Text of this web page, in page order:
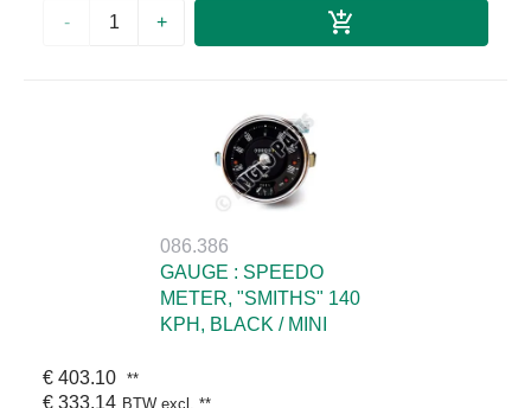
- +
086.386
GAUGE : SPEEDO
METER, "SMITHS" 140
KPH, BLACK / MINI
€ 403.10 **
€ 333.14 BTW excl. **